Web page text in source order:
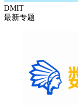
DMIT
最新专题